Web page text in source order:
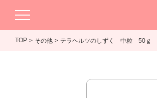
TOP その他 テラヘルツのしずく 中粒 50ｇ